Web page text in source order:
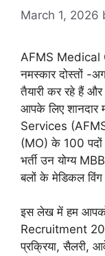
March 1, 2026
AFMS
नमस्कार दोस्तों -
तैयारी कर रहे हैं
आपके लिए
Services
(MO) के 100 पदों
भर्ती उन योग्य
बलों के मेडिकल विंग
इस लेख में हम
Recruitment
प्रक्रिया, सैलरी,